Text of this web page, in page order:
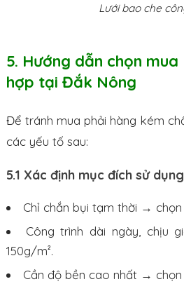
Lưới bao che
5. Hướng dẫn chọn
hợp tại Đắk Nông
Để tránh mua phải hàng kém
các yếu tố sau:
5.1 Xác định mục đích sử
Chỉ chắn bụi tạm thời → chọn
Công trình dài ngày, chịu
150g/m².
Cần độ bền cao nhất → chọn